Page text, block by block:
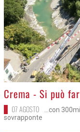
>
Crema - Si può
07 AGOSTO
...con
sovrapponte